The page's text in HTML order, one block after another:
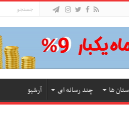
ها چند رسانه ای آرشیو